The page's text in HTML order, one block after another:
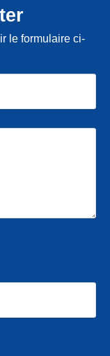
le formulaire ci-